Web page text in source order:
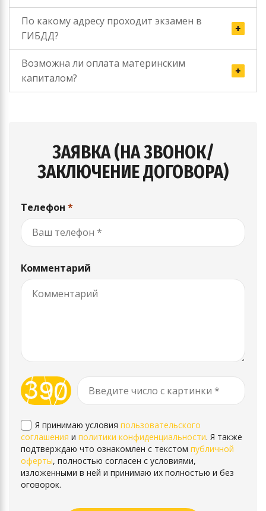
По какому адресу проходит экзамен в
ГИБДД?
Возможна ли оплата материнским
капиталом?
ЗАЯВКА (НА ЗВОНОК/
ЗАКЛЮЧЕНИЕ ДОГОВОРА)
Телефон *
Комментарий
Я принимаю условия пользовательского
соглашения и политики конфиденциальности. Я также
подтверждаю что ознакомлен с текстом публичной
оферты, полностью согласен с условиями,
изложенными в ней и принимаю их полностью и без
оговорок.